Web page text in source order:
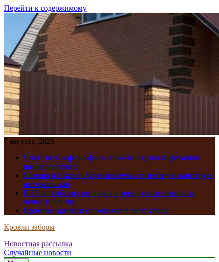
Перейти к содержимому
7 августа, 2026
Чаще пить кофе на фоне снижения цены кофемашин
начали россияне
Япония и Южная Корея провели совместную валютную
интервенцию
В 23 российских регионах в конце июля снизились
цены на бензин
Продажи армянского коньяка и вина упали
Кровли заборы
Новостная рассылка
Случайные новости